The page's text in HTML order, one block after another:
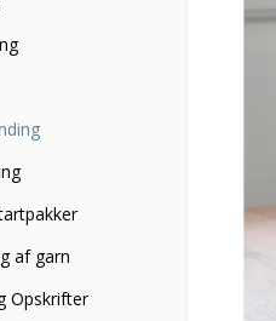
af garn
Opskrifter